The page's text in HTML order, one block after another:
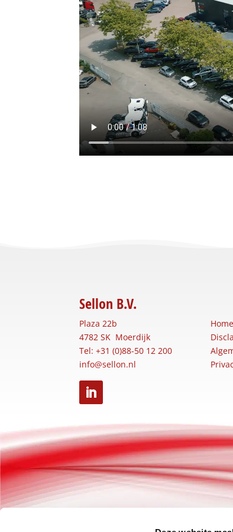
Sellon B.V.
Plaza 22b
4782 SK Moerdijk
Tel: +31 (0)88-50 12 200
info@sellon.nl
Home